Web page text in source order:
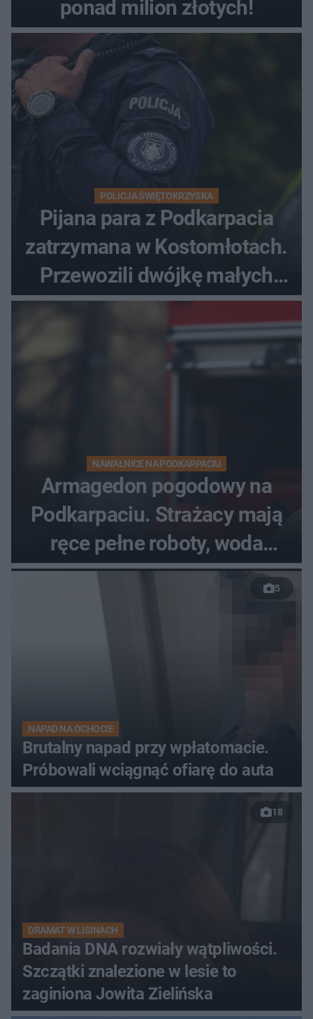
ponad milion złotych!
POLICJA ŚWIĘTOKRZYSKA
Pijana para z Podkarpacia
zatrzymana w Kostomłotach.
Przewozili dwójkę małych
dzieci
NAWAŁNICE NA PODKARPACIU
Armagedon pogodowy na
Podkarpaciu. Strażacy mają
ręce pełne roboty, woda
zalewa posesje i budynki
5
NAPAD NA OCHOCIE
Brutalny napad przy wpłatomacie.
Próbowali wciągnąć ofiarę do auta
18
DRAMAT W LISINACH
Badania DNA rozwiały wątpliwości.
Szczątki znalezione w lesie to
zaginiona Jowita Zielińska